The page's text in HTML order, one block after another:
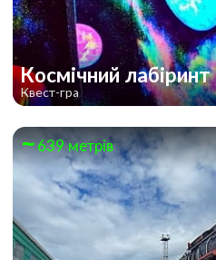
Космічний лабіринт
Квест-гра
639 метрів